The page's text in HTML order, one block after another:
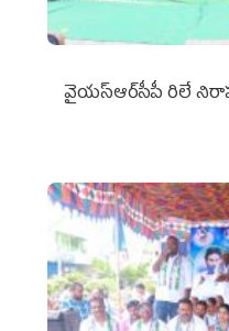
వైయ‌స్ఆర్‌సీపీ రిలే